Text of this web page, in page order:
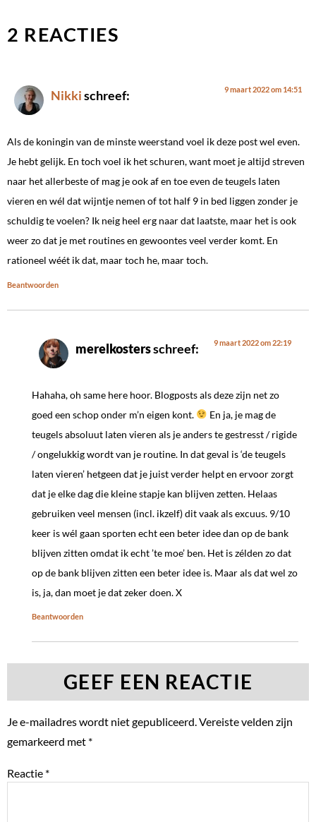
2 REACTIES
Nikkischreef: 9 maart 2022 om 14:51
Als de koningin van de minste weerstand voel ik deze post wel even.
Je hebt gelijk. En toch voel ik het schuren, want moet je altijd streven
naar het allerbeste of mag je ook af en toe even de teugels laten
vieren en wél dat wijntje nemen of tot half 9 in bed liggen zonder je
schuldig te voelen? Ik neig heel erg naar dat laatste, maar het is ook
weer zo dat je met routines en gewoontes veel verder komt. En
rationeel wéét ik dat, maar toch he, maar toch.
Beantwoorden
merelkostersschreef: 9 maart 2022 om 22:19
Hahaha, oh same here hoor. Blogposts als deze zijn net zo
goed een schop onder m’n eigen kont.
En ja, je mag de
teugels absoluut laten vieren als je anders te gestresst / rigide
/ ongelukkig wordt van je routine. In dat geval is ‘de teugels
laten vieren’ hetgeen dat je juist verder helpt en ervoor zorgt
dat je elke dag die kleine stapje kan blijven zetten. Helaas
gebruiken veel mensen (incl. ikzelf) dit vaak als excuus. 9/10
keer is wél gaan sporten echt een beter idee dan op de bank
blijven zitten omdat ik echt ’te moe’ ben. Het is zélden zo dat
op de bank blijven zitten een beter idee is. Maar als dat wel zo
is, ja, dan moet je dat zeker doen. X
Beantwoorden
GEEF EEN REACTIE
Je e-mailadres wordt niet gepubliceerd.Vereiste velden zijn
gemarkeerd met *
Reactie *